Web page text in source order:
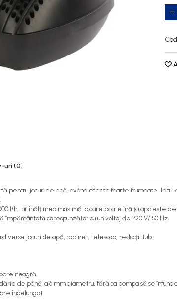
uri (0)
pentru jocuri de apă, având efecte foarte frumoase.
l/h, iar înălţimea maximă la care poate înălţa apa este de
corespunzător cu un voltaj de 220 V/ 50 Hz.
diverse jocuri de apă, robinet, telescop, reducţii tub.
neagră.
de până la 6 mm diametru, fără ca pompa să se
îndelungat.